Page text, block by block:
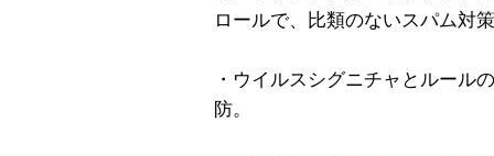
ロールで、比類のないスパム対
・ウイルスシグニチャとルール
防。